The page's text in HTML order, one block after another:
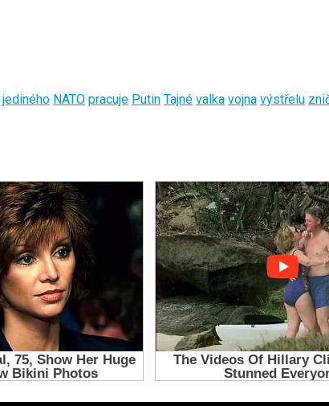
jediného NATO pracuje Putin Tajné valka vojna výstřelu